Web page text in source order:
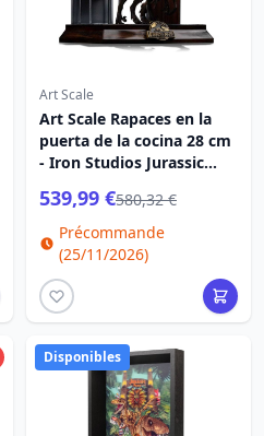
Art Scale
Art Scale Rapaces en la
puerta de la cocina 28 cm
- Iron Studios Jurassic
539,99 €580,32 €
Précommande
(25/11/2026)
Disponibles